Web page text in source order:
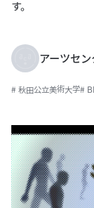
す。
アーツセ
# 秋田公立美術大学#